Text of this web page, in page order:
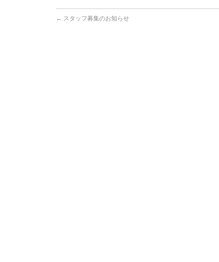
← スタッフ募集のお知らせ